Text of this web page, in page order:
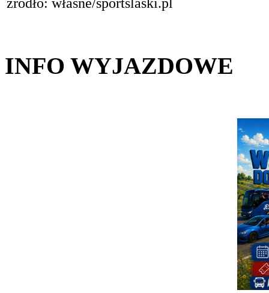
źródło: własne/sportslaski.pl
INFO WYJAZDOWE